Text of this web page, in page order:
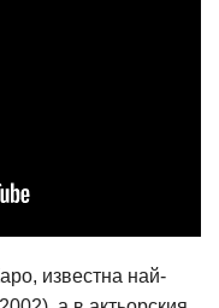
известна най-